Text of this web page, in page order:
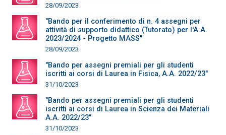
28/09/2023
"Bando per il conferimento di n. 4 assegni per
attività di supporto didattico (Tutorato) per l'A.A.
2023/2024 - Progetto MASS"
28/09/2023
"Bando per assegni premiali per gli studenti
iscritti ai corsi di Laurea in Fisica, A.A. 2022/23"
31/10/2023
"Bando per assegni premiali per gli studenti
iscritti ai corsi di Laurea in Scienza dei Materiali
A.A. 2022/23"
31/10/2023